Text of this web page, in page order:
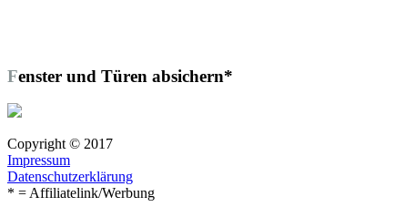
Fenster und Türen absichern*
Copyright © 2017
Impressum
Datenschutzerklärung
* = Affiliatelink/Werbung